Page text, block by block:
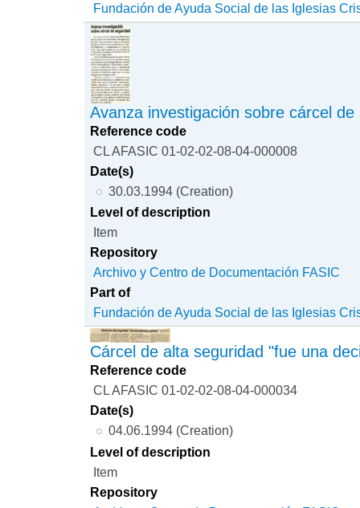
Fundación de Ayuda Social de las Iglesias
Avanza investigación sobre cárcel de
Reference code
CL AFASIC 01-02-02-08-04-000008
Date(s)
30.03.1994 (Creation)
Level of description
Item
Repository
Archivo y Centro de Documentación FASIC
Part of
Fundación de Ayuda Social de las Iglesias
Cárcel de alta seguridad "fue una
Reference code
CL AFASIC 01-02-02-08-04-000034
Date(s)
04.06.1994 (Creation)
Level of description
Item
Repository